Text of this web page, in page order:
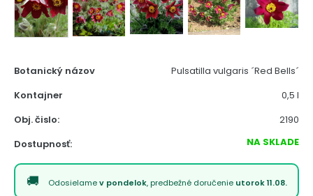
Botanický názov
Pulsatilla vulgaris ´Red Bells´
Kontajner
0,5 l
Obj. čislo:
2190
Dostupnosť:
NA SKLADE
Odosielamev pondelok, predbežné doručenie utorok 11.08.